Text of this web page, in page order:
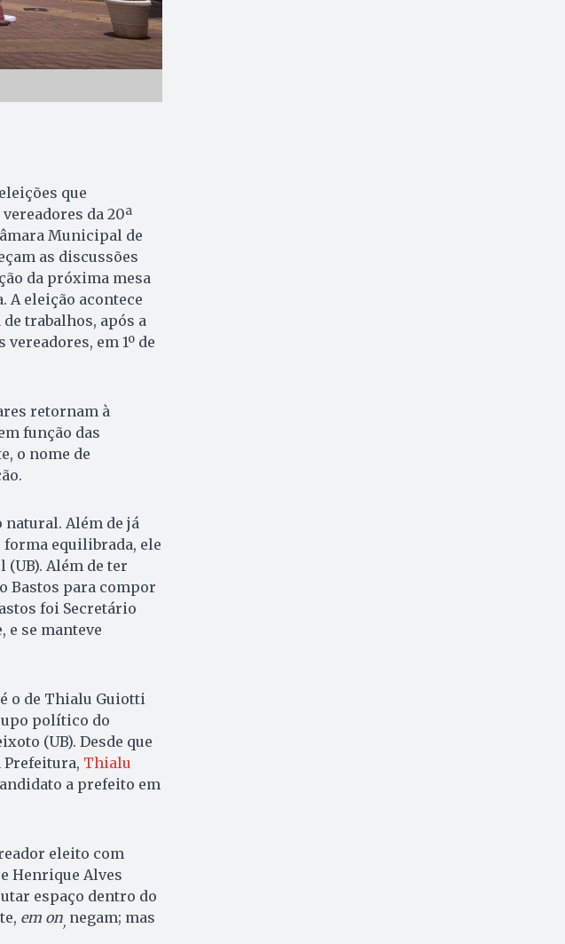
que
da 20ª
Municipal de
as discussões
da próxima mesa
A eleição acontece
trabalhos, após a
vereadores, em 1º de
retornam à
função das
o nome de
natural. Além de já
forma equilibrada, ele
Além de ter
Bastos para compor
foi Secretário
e se manteve
o de Thialu Guiotti
político do
(UB). Desde que
Prefeitura, Thialu
a prefeito em
eleito com
Henrique Alves
espaço dentro do
em on, negam; mas